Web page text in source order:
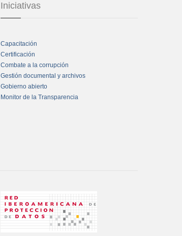
Iniciativas
Capacitación
Certificación
Combate a la corrupción
Gestión documental y archivos
Gobierno abierto
Monitor de la Transparencia